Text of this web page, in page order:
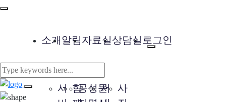
소개
서 함
알림
공성 서
자료실
문
사
상담실 로그인